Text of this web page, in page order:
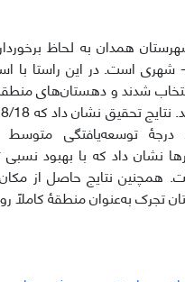
همدان به لحاظ
شهری است. در این راستا
تعداد 37 شاخص انتخاب شدند و
نشان داد که با بهبود
همچنین نتایج حاصل از
به‌عنوان منطقۀ کاملاً